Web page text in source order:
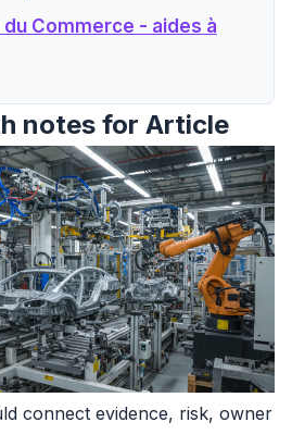
Commerce - aides à
notes for Article
connect evidence, risk, owner